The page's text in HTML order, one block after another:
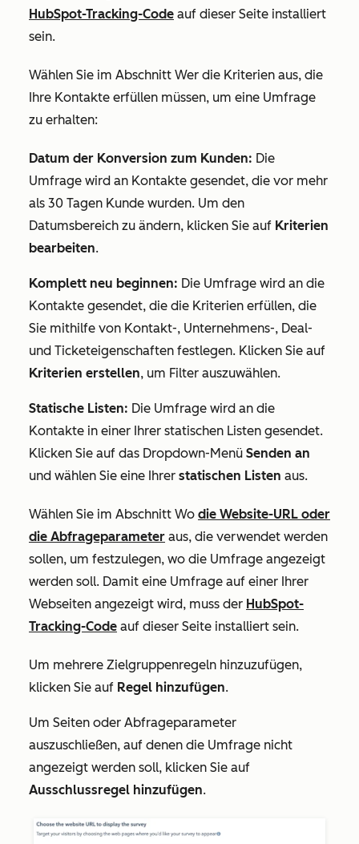
HubSpot-Tracking-Code auf dieser Seite installiert
sein.
Wählen Sie im Abschnitt Wer die Kriterien aus, die
Ihre Kontakte erfüllen müssen, um eine Umfrage
zu erhalten:
Datum der Konversion zum Kunden: Die
Umfrage wird an Kontakte gesendet, die vor mehr
als 30 Tagen Kunde wurden. Um den
Datumsbereich zu ändern, klicken Sie auf Kriterien
bearbeiten.
Komplett neu beginnen: Die Umfrage wird an die
Kontakte gesendet, die die Kriterien erfüllen, die
Sie mithilfe von Kontakt-, Unternehmens-, Deal-
und Ticketeigenschaften festlegen. Klicken Sie auf
Kriterien erstellen, um Filter auszuwählen.
Statische Listen: Die Umfrage wird an die
Kontakte in einer Ihrer statischen Listen gesendet.
Klicken Sie auf das Dropdown-Menü Senden an
und wählen Sie eine Ihrer statischen Listen aus.
Wählen Sie im Abschnitt Wo die Website-URL oder
die Abfrageparameter aus, die verwendet werden
sollen, um festzulegen, wo die Umfrage angezeigt
werden soll. Damit eine Umfrage auf einer Ihrer
Webseiten angezeigt wird, muss der HubSpot-
Tracking-Code auf dieser Seite installiert sein.
Um mehrere Zielgruppenregeln hinzuzufügen,
klicken Sie auf Regel hinzufügen.
Um Seiten oder Abfrageparameter
auszuschließen, auf denen die Umfrage nicht
angezeigt werden soll, klicken Sie auf
Ausschlussregel hinzufügen.